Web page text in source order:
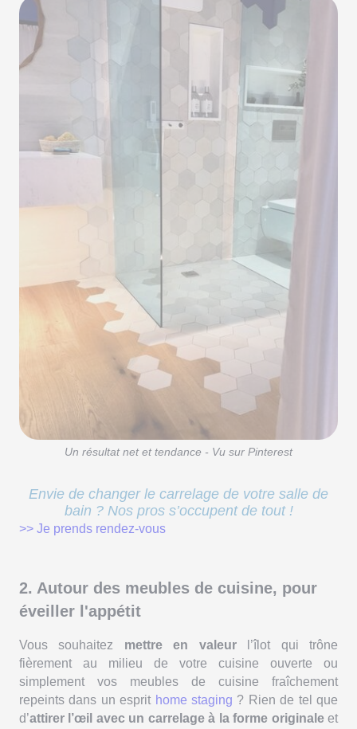
Un résultat net et tendance - Vu sur Pinterest
Envie de changer le carrelage de votre salle de
bain ? Nos pros s’occupent de tout !
>> Je prends rendez-vous
2. Autour des meubles de cuisine, pour
éveiller l'appétit
Vous souhaitez mettre en valeurl’îlot qui trône
fièrement au milieu de votre cuisine ouverte ou
simplement vos meubles de cuisine fraîchement
repeints dans un esprit home staging ? Rien de tel que
d’attirer l’œil avec un carrelage à la forme originaleet